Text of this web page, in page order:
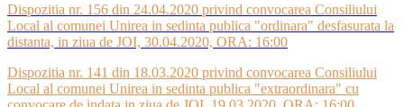
Dispozitia nr. 156 din 24.04.2020 privind convocarea Consiliului
Local al comunei Unirea in sedinta publica "ordinara" desfasurata la
distanta, in ziua de JOI, 30.04.2020, ORA: 16:00
Dispozitia nr. 141 din 18.03.2020 privind convocarea Consiliului
Local al comunei Unirea in sedinta publica "extraordinara" cu